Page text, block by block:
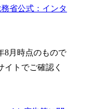
省公式：インタ
8月時点のもので
イトでご確認く